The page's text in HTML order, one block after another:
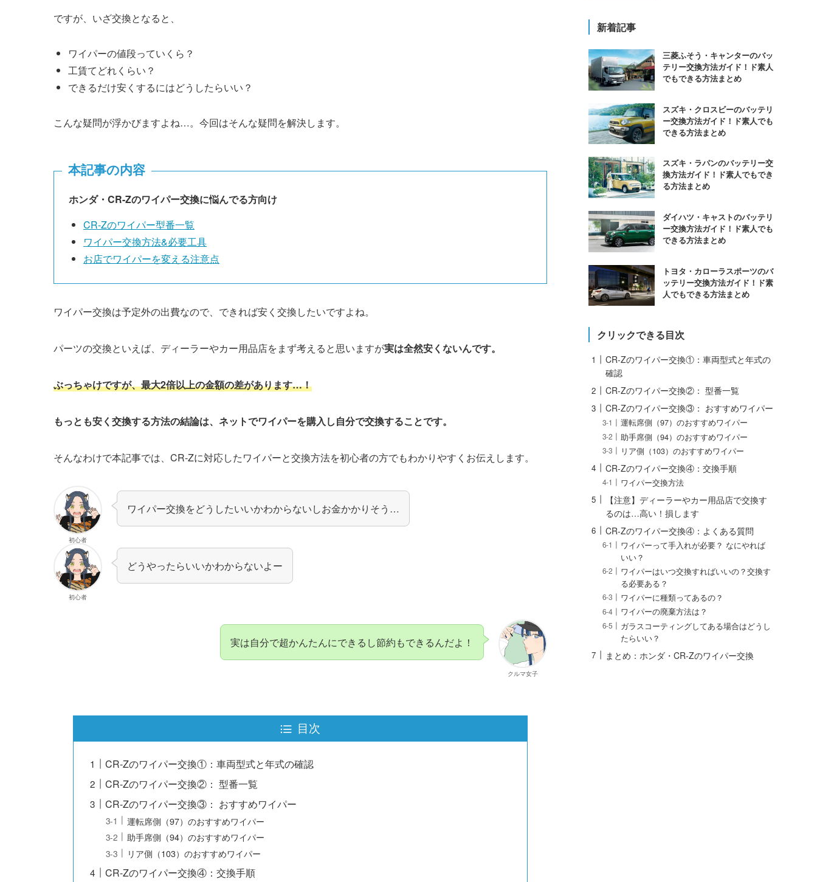
ですが、いざ交換となると、
ワイパーの値段っていくら？
工賃てどれくらい？
できるだけ安くするにはどうしたらいい？
こんな疑問が浮かびますよね…。今回はそんな疑問を解決します。
本記事の内容
ホンダ・ CR-Zのワイパー交換に悩んでる方向け
CR-Zのワイパー型番一覧
ワイパー交換方法&必要工具
お店でワイパーを変える注意点
ワイパー交換は予定外の出費なので、できれば安く交換したいですよね。
パーツの交換といえば、ディーラーやカー用品店をまず考えると思いますが実は全然安くないんです。
ぶっちゃけですが、最大2倍以上の金額の差があります…！
もっとも安く交換する方法の結論は、ネットでワイパーを購入し自分で交換することです。
そんなわけで本記事では、 CR-Zに対応したワイパーと交換方法を初心者の方でもわかりやすくお伝えします。
初心者
ワイパー交換をどうしたいいかわからないしお金かかりそう…
初心者
どうやったらいいかわからないよー
クルマ女子
実は自分で超かんたんにできるし節約もできるんだよ！
目次
CR-Zのワイパー交換①：車両型式と年式の確認
CR-Zのワイパー交換②： 型番一覧
CR-Zのワイパー交換③： おすすめワイパー
運転席側（97）のおすすめワイパー
助手席側（94）のおすすめワイパー
リア側（103）のおすすめワイパー
CR-Zのワイパー交換④：交換手順
新着記事
三菱ふそう・キャンターのバッ
テリー交換方法ガイド！ド素人
でもできる方法まとめ
スズキ・クロスビーのバッテリ
ー交換方法ガイド！ド素人でも
できる方法まとめ
スズキ・ラパンのバッテリー交
換方法ガイド！ド素人でもでき
る方法まとめ
ダイハツ・キャストのバッテリ
ー交換方法ガイド！ド素人でも
できる方法まとめ
トヨタ・カローラスポーツのバ
ッテリー交換方法ガイド！ド素
人でもできる方法まとめ
クリックできる目次
CR-Zのワイパー交換①：車両型式と年式の
確認
CR-Zのワイパー交換②： 型番一覧
CR-Zのワイパー交換③： おすすめワイパー
運転席側（97）のおすすめワイパー
助手席側（94）のおすすめワイパー
リア側（103）のおすすめワイパー
CR-Zのワイパー交換④：交換手順
ワイパー交換方法
【注意】ディーラーやカー用品店で交換す
るのは…高い！損します
CR-Zのワイパー交換④：よくある質問
ワイパーって手入れが必要？ なにやれば
いい？
ワイパーはいつ交換すればいいの？交換す
る必要ある？
ワイパーに種類ってあるの？
ワイパーの廃棄方法は？
ガラスコーティングしてある場合はどうし
たらいい？
まとめ：ホンダ・CR-Zのワイパー交換